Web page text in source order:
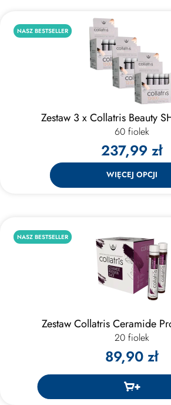
NASZ BESTSELLER
Zestaw 3 x Collatris Beauty
60 fiolek
237,99 zł
WIĘCEJ OPCJI
NASZ BESTSELLER
Zestaw Collatris Ceramide
20 fiolek
89,90 zł